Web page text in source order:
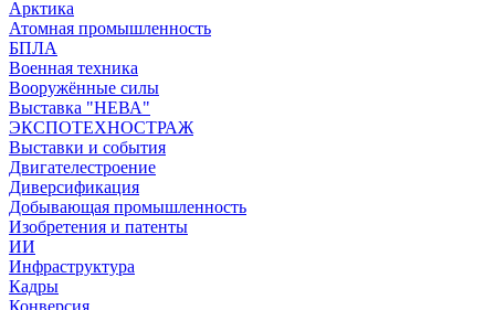
Арктика
Атомная промышленность
БПЛА
Военная техника
Вооружённые силы
Выставка "НЕВА"
ЭКСПОТЕХНОСТРАЖ
Выставки и события
Двигателестроение
Диверсификация
Добывающая промышленность
Изобретения и патенты
ИИ
Инфраструктура
Кадры
Конверсия